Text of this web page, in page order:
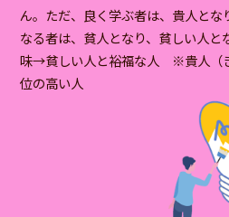
ん。ただ、良く学ぶ者は、貴人とな
なる者は、貧人となり、貧しい人
味→貧しい人と裕福な人 ※貴人（
位の高い人